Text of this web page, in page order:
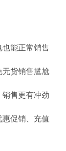
能正常销售
无货销售尴尬
售更有冲劲
促销、充值